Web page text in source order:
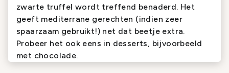
zwarte truffel wordt treffend benaderd. Het
geeft mediterrane gerechten (indien zeer
spaarzaam gebruikt!) net dat beetje extra.
Probeer het ook eens in desserts, bijvoorbeeld
met chocolade.